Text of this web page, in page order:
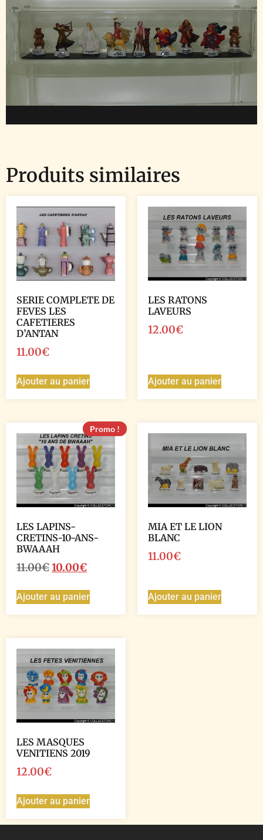
Produits similaires
SERIE COMPLETE DE
FEVES LES
CAFETIERES
D’ANTAN
11.00€
Ajouter au panier
LES RATONS
LAVEURS
12.00€
Ajouter au panier
Promo !
LES LAPINS-
CRETINS-10-ANS-
BWAAAH
11.00€10.00€
Ajouter au panier
MIA ET LE LION
BLANC
11.00€
Ajouter au panier
LES MASQUES
VENITIENS 2019
12.00€
Ajouter au panier